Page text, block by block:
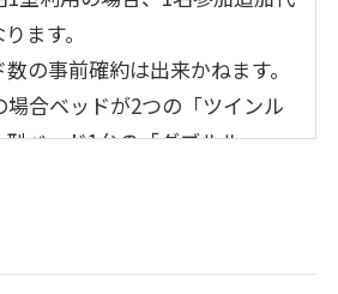
ます。
の事前確約は出来かねます。
場合ベッドが2つの「ツインル
ベッド1台の「ダブルルー